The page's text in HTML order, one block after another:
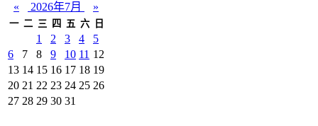
« 2026年7月 »
一 二 三 四 五 六 日
1 2 3 4
5
6
7 8 9 10 11 12
13 14 15 16 17 18 19
20 21 22 23 24 25 26
27 28 29 30 31